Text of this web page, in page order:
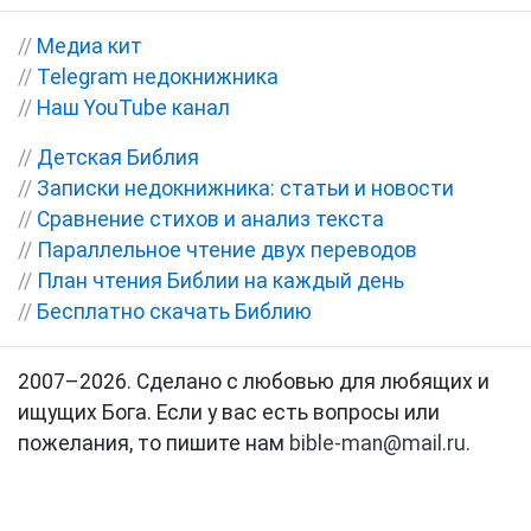
// Медиа кит
// Telegram недокнижника
// Наш YouTube канал
// Детская Библия
// Записки недокнижника: статьи и новости
// Сравнение стихов и анализ текста
// Параллельное чтение двух переводов
// План чтения Библии на каждый день
// Бесплатно скачать Библию
2007–2026. Сделано с любовью для любящих и
ищущих Бога. Если у вас есть вопросы или
пожелания, то пишите нам bible-man@mail.ru.